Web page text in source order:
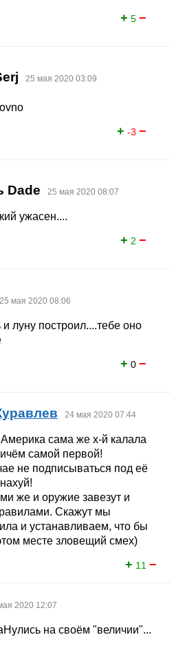
+ 5 −
25 мая 2020 03:09
+ -3 −
Dade 25 мая 2020 08:07
ужасен....
+ 2 −
25 мая 2020 08:06
и луну построил....тебе оно
+ 0 −
24 мая 2020 07:44
сама же х-й калала
самой первой!
не подписываться под её
же и оружие завезут и
Скажут мы
и устанавливаем, что бы
месте зловещий смех)
+ 11 −
2020 12:07
на своём "величии"...